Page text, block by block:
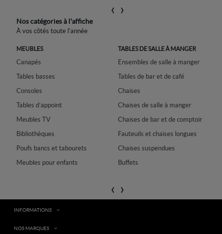
‹ ›
Nos catégories à l'affiche
À vos côtés toute l'année
MEUBLES
Canapés
Tables basses
Consoles
Tables d’appoint
Meubles TV
Bibliothèques
Poufs bancs et tabourets
Meubles pour enfants
TABLES DE SALLE À MANGER
Ensembles de salle à manger
Tables de bar et de café
Chaises
Chaises de salle à manger
Chaises de bar et de comptoir
Fauteuils et chaises longues
Chaises suspendues
Buffets
‹ ›
INFORMATIONS
NOS MARQUES